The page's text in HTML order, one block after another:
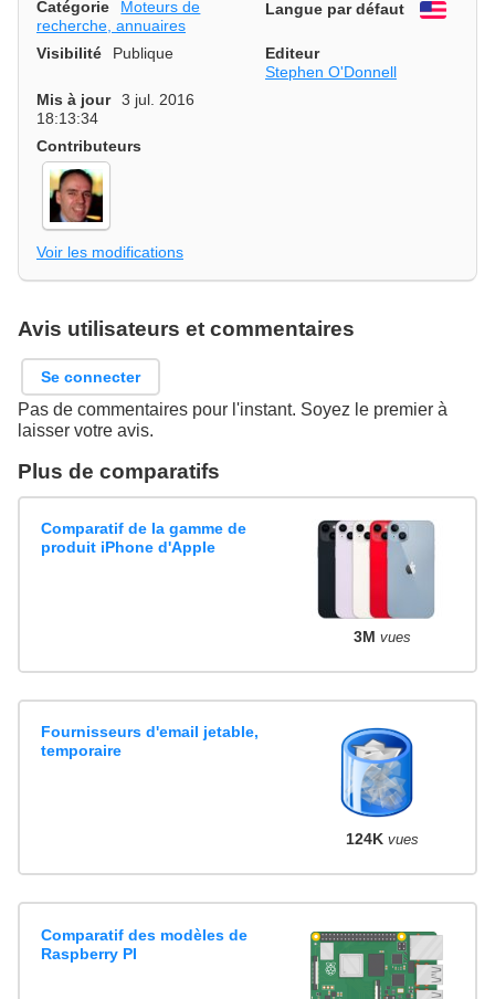
Catégorie
Moteurs de
recherche, annuaires
Langue par défaut
Visibilité Publique
Editeur
Stephen O'Donnell
Mis à jour
3 jul. 2016
18:13:34
Contributeurs
Voir les modifications
Avis utilisateurs et commentaires
Se connecter
Pas de commentaires pour l'instant. Soyez le premier à
laisser votre avis.
Plus de comparatifs
Comparatif de la gamme de
produit iPhone d'Apple
3M vues
Fournisseurs d'email jetable,
temporaire
124K vues
Comparatif des modèles de
Raspberry PI